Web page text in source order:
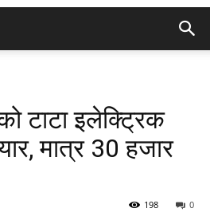
को टाटा इलेक्ट्रिक
मात्र 30 हजार
0
198